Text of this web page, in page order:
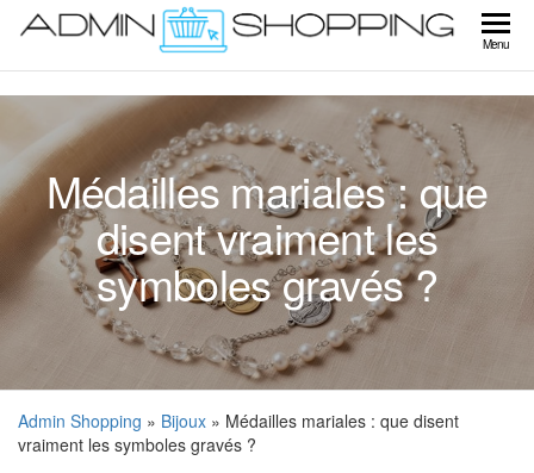
Menu
Médailles mariales : que
disent vraiment les
symboles gravés ?
Admin Shopping » Bijoux » Médailles mariales : que disent
vraiment les symboles gravés ?